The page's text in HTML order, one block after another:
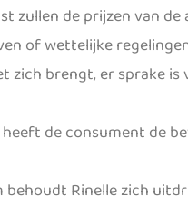
zullen de prijzen van
of wettelijke
zich brengt, er sprake
de consument de
Rinelle zich